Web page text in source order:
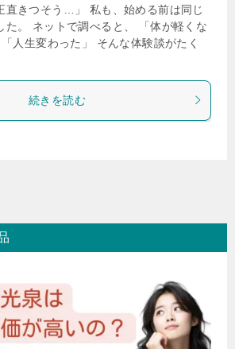
直きつそう…」 私も、始める前は同じ
た。 ネットで調べると、 「体が軽くな
人生変わった」 そんな体験談がたく
続きを読む